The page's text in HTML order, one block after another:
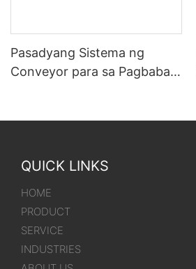
Pasadyang Sistema ng
Conveyor para sa Pagbaba
QUICK LINKS
HOME
PRODUCT
SERVICE
INDUSTRIES